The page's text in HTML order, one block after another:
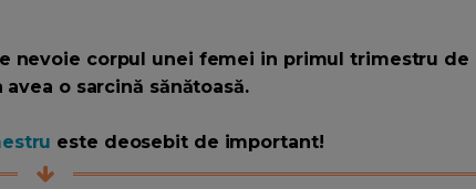
nevoie corpul unei femei in primul trimestru de
o sarcină sănătoasă.
este deosebit de important!